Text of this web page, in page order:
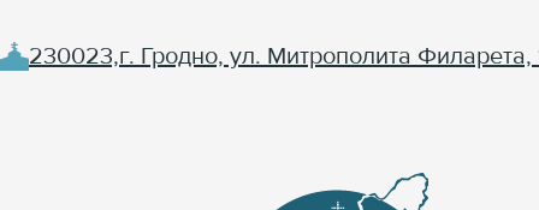
230023,г. Гродно, ул. Митрополита Филарета,